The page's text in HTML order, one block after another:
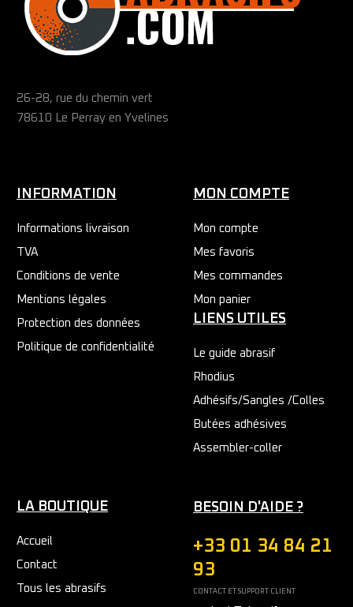
26-28, rue du chemin vert
78610 Le Perray en Yvelines
INFORMATION
Informations livraison
TVA
Conditions de vente
Mentions légales
Protection des données
Politique de confidentialité
MON COMPTE
Mon compte
Mes favoris
Mes commandes
Mon panier
LIENS UTILES
Le guide abrasif
Rhodius
Adhésifs/Sangles /Colles
Butées adhésives
Assembler-coller
LA BOUTIQUE
Accueil
Contact
Tous les abrasifs
BESOIN D'AIDE ?
+33 01 34 84 21
93
CONTACT ET SUPPORT CLIENT